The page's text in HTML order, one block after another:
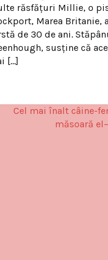
răsfățuri Millie, o
Marea Britanie,
de 30 de ani.
susține că
[…]